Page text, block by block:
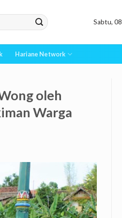
Sabtu,
Hariane Network
oleh
Warga